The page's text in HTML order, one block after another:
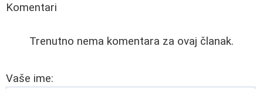
Komentari
Trenutno nema komentara za ovaj članak.
Vaše ime: